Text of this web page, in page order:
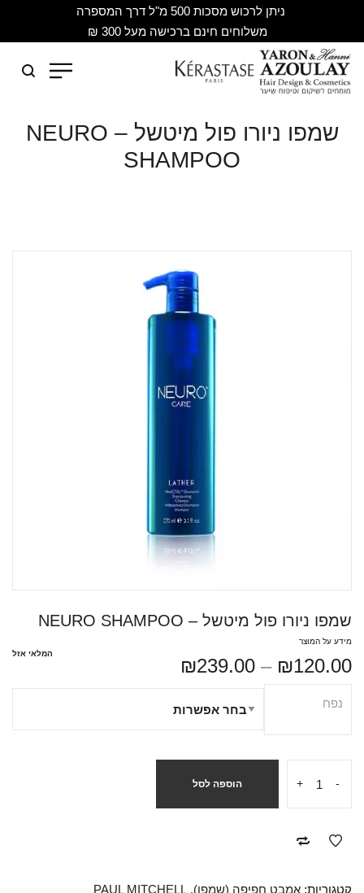
ניתן לרכוש מסכות 500 מ"ל דרך המספרה
משלוחים חינם ברכישה מעל 300 ₪
שמפו ניורו פול מיטשל – NEURO
SHAMPOO
שמפו ניורו פול מיטשל – NEURO SHAMPOO
מידע על המוצר
המלאי אזל
₪120.00
–
₪239.00
נפח
-
+ הוספה לסל
קטגוריות: אמבט חפיפה (שמפו),
PAUL MITCHELL